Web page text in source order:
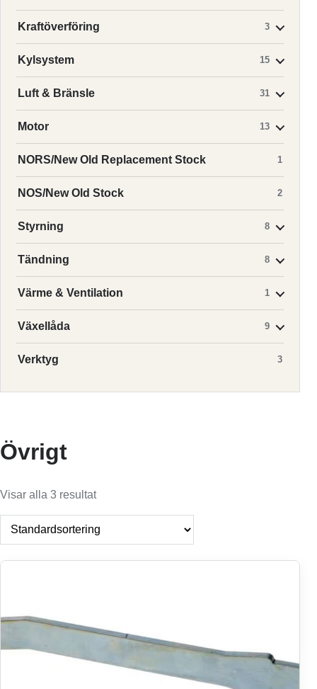
Kraftöverföring 3
Kylsystem 15
Luft & Bränsle 31
Motor 13
NORS/New Old Replacement Stock 1
NOS/New Old Stock 2
Styrning 8
Tändning 8
Värme & Ventilation 1
Växellåda 9
Verktyg 3
Övrigt
Visar alla 3 resultat